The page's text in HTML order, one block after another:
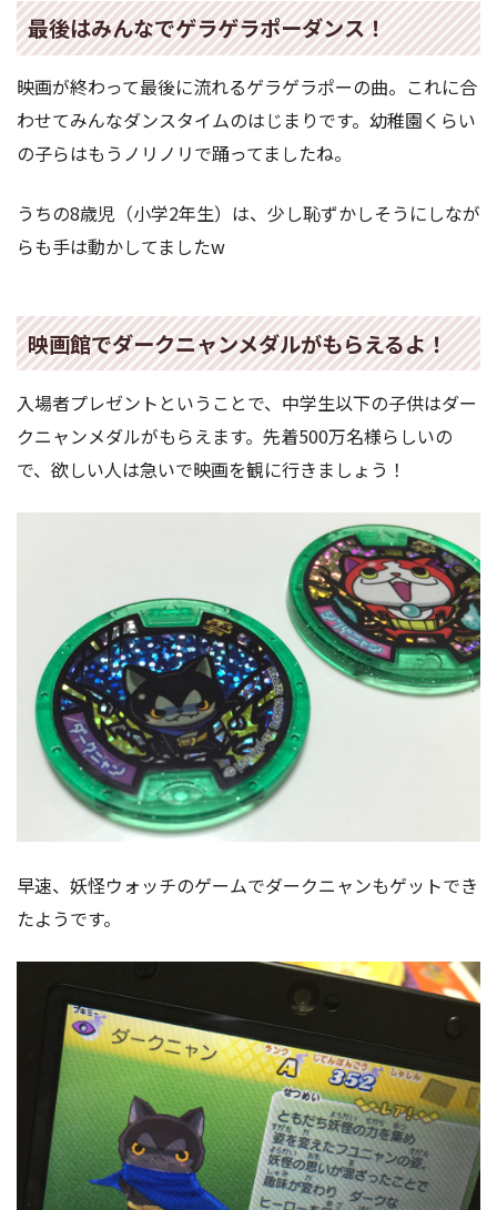
最後はみんなでゲラゲラポーダンス！
映画が終わって最後に流れるゲラゲラポーの曲。これに合
わせてみんなダンスタイムのはじまりです。幼稚園くらい
の子らはもうノリノリで踊ってましたね。
うちの8歳児（小学2年生）は、少し恥ずかしそうにしなが
らも手は動かしてましたw
映画館でダークニャンメダルがもらえるよ！
入場者プレゼントということで、中学生以下の子供はダー
クニャンメダルがもらえます。先着500万名様らしいの
で、欲しい人は急いで映画を観に行きましょう！
早速、妖怪ウォッチのゲームでダークニャンもゲットでき
たようです。